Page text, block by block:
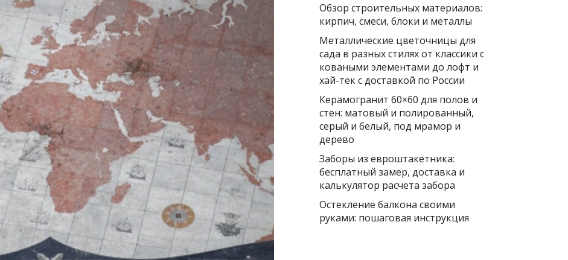
Обзор строительных материалов:
кирпич, смеси, блоки и металлы
Металлические цветочницы для
сада в разных стилях от классики с
коваными элементами до лофт и
хай-тек с доставкой по России
Керамогранит 60×60 для полов и
стен: матовый и полированный,
серый и белый, под мрамор и
дерево
Заборы из евроштакетника:
бесплатный замер, доставка и
калькулятор расчета забора
Остекление балкона своими
руками: пошаговая инструкция